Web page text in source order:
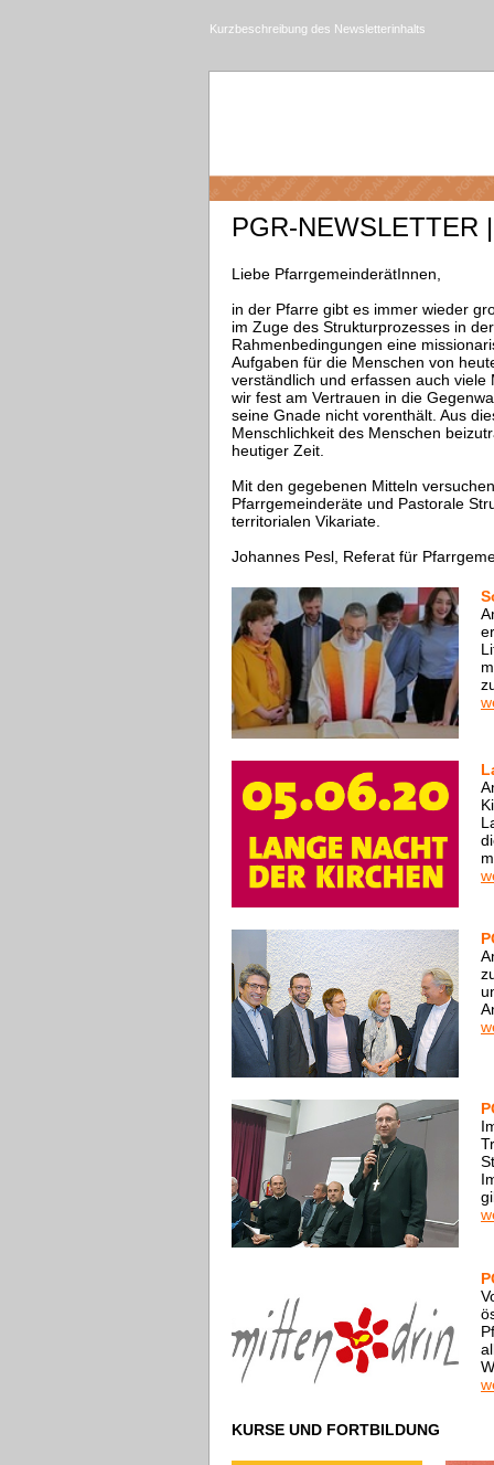
Kurzbeschreibung des Newsletterinhalts
PGR-NEWSLETTER
Liebe PfarrgemeinderätInnen,
in der Pfarre gibt es immer wieder
im Zuge des Strukturprozesses in
Rahmenbedingungen eine
Aufgaben für die Menschen von
verständlich und erfassen auch
wir fest am Vertrauen in die
seine Gnade nicht vorenthält. Aus
Menschlichkeit des Menschen
heutiger Zeit.
Mit den gegebenen Mitteln
Pfarrgemeinderäte und Pastorale
territorialen Vikariate.
Johannes Pesl, Referat für
KURSE UND FORTBILDUNG